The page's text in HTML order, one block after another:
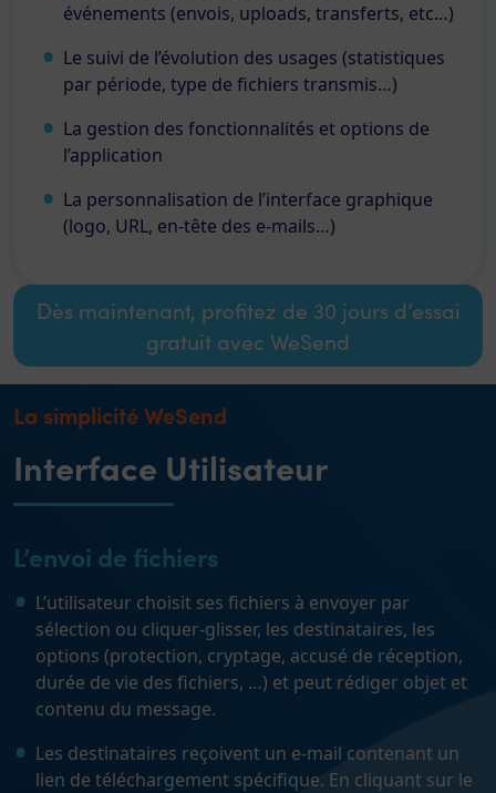
événements (envois, uploads, transferts, etc…)
Le suivi de l’évolution des usages (statistiques
par période, type de fichiers transmis…)
La gestion des fonctionnalités et options de
l’application
La personnalisation de l’interface graphique
(logo, URL, en-tête des e-mails…)
Dès maintenant, profitez de 30 jours d’essai
gratuit avec WeSend
La simplicité WeSend
Interface Utilisateur
L’envoi de fichiers
L’utilisateur choisit ses fichiers à envoyer par
sélection ou cliquer-glisser, les destinataires, les
options (protection, cryptage, accusé de réception,
durée de vie des fichiers, …) et peut rédiger objet et
contenu du message.
Les destinataires reçoivent un e-mail contenant un
lien de téléchargement spécifique. En cliquant sur le